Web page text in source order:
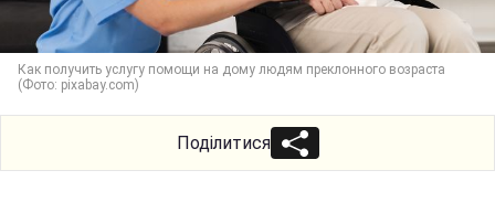
Как получить услугу помощи на дому людям преклонного возраста
(Фото: pixabay.com)
Поділитися